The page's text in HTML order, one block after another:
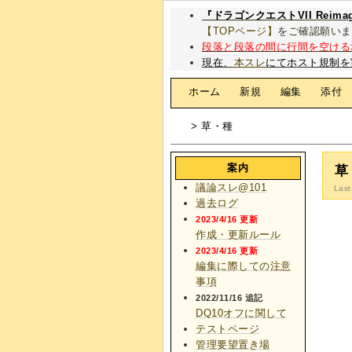
『ドラゴンクエストVII
【TOPページ】 をご確認願い
段落と段落の間に行間を空け
現在、 本スレにてホスト規制
ホーム 新規 編集 添付
> 草・種
草
案内
議論スレ@101
過去ログ
2023/4/16 更新
作成・更新ルール
2023/4/16 更新
編集に際しての注意
事項
2022/11/16 追記
DQ10オフに関して
テストページ
管理要望置き場